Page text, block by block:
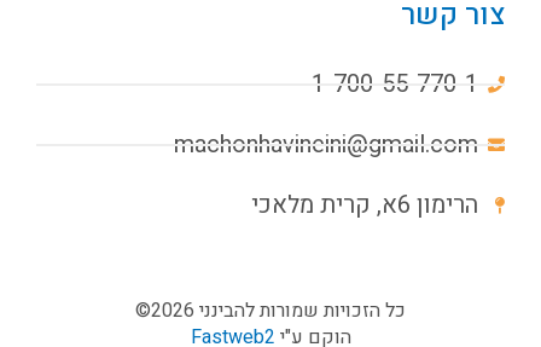
צור קשר
1-700-55-770-1
machonhavineini@gmail.com
הרימון 6א, קרית מלאכי
כל הזכויות שמורות להבינני 2026©
הוקם ע"י Fastweb2